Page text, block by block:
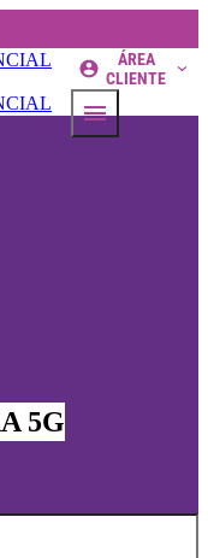
ÁREA
CLIENTE
5G